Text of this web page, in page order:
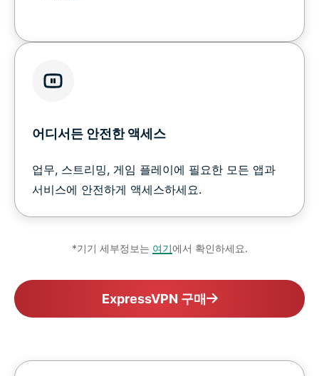
어디서든 안전한 액세스
업무, 스트리밍, 게임 플레이에 필요한 모든 앱과
서비스에 안전하게 액세스하세요.
*기기 세부정보는 여기에서 확인하세요.
ExpressVPN 구매